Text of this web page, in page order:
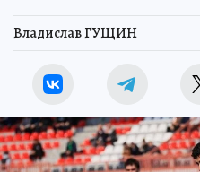
Владислав ГУЩИН